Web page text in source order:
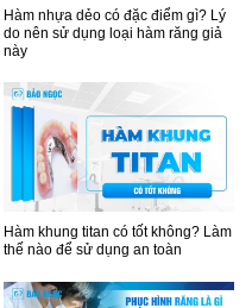
Hàm nhựa dẻo có đặc điểm gì? Lý
do nên sử dụng loại hàm răng giả
này
Hàm khung titan có tốt không? Làm
thế nào để sử dụng an toàn